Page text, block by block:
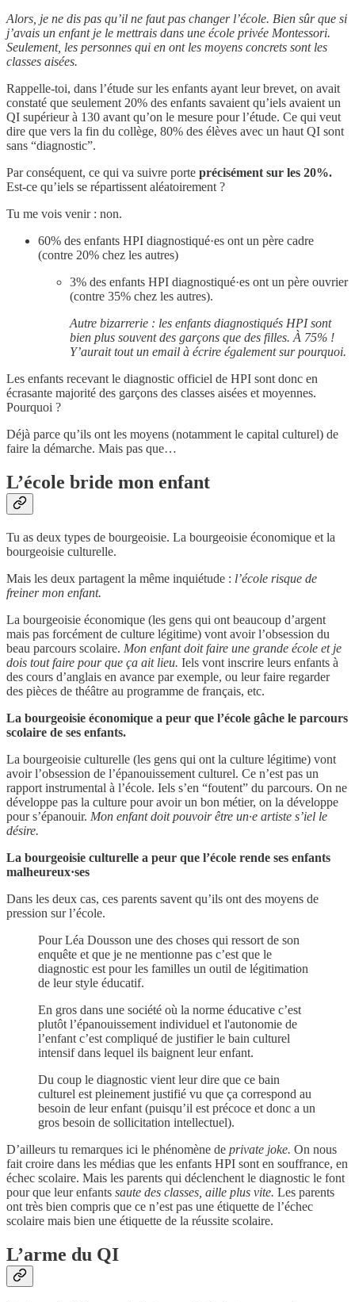
Alors, je ne dis pas qu’il ne faut pas changer l’école. Bien sûr que si
j’avais un enfant je le mettrais dans une école privée Montessori.
Seulement, les personnes qui en ont les moyens concrets sont les
classes aisées.
Rappelle-toi, dans l’étude sur les enfants ayant leur brevet, on avait
constaté que seulement 20% des enfants savaient qu’iels avaient un
QI supérieur à 130 avant qu’on le mesure pour l’étude. Ce qui veut
dire que vers la fin du collège, 80% des élèves avec un haut QI sont
sans “diagnostic”.
Par conséquent, ce qui va suivre porte précisément sur les 20%.
Est-ce qu’iels se répartissent aléatoirement ?
Tu me vois venir : non.
60% des enfants HPI diagnostiqué·es ont un père cadre
(contre 20% chez les autres)
3% des enfants HPI diagnostiqué·es ont un père ouvrier
(contre 35% chez les autres).
Autre bizarrerie : les enfants diagnostiqués HPI sont
bien plus souvent des garçons que des filles. À 75% !
Y’aurait tout un email à écrire également sur pourquoi.
Les enfants recevant le diagnostic officiel de HPI sont donc en
écrasante majorité des garçons des classes aisées et moyennes.
Pourquoi ?
Déjà parce qu’ils ont les moyens (notamment le capital culturel) de
faire la démarche. Mais pas que…
L’école bride mon enfant
Tu as deux types de bourgeoisie. La bourgeoisie économique et la
bourgeoisie culturelle.
Mais les deux partagent la même inquiétude : l’école risque de
freiner mon enfant.
La bourgeoisie économique (les gens qui ont beaucoup d’argent
mais pas forcément de culture légitime) vont avoir l’obsession du
beau parcours scolaire. Mon enfant doit faire une grande école et je
dois tout faire pour que ça ait lieu. Iels vont inscrire leurs enfants à
des cours d’anglais en avance par exemple, ou leur faire regarder
des pièces de théâtre au programme de français, etc.
La bourgeoisie économique a peur que l’école gâche le parcours
scolaire de ses enfants.
La bourgeoisie culturelle (les gens qui ont la culture légitime) vont
avoir l’obsession de l’épanouissement culturel. Ce n’est pas un
rapport instrumental à l’école. Iels s’en “foutent” du parcours. On ne
développe pas la culture pour avoir un bon métier, on la développe
pour s’épanouir. Mon enfant doit pouvoir être un·e artiste s’iel le
désire.
La bourgeoisie culturelle a peur que l’école rende ses enfants
malheureux·ses
Dans les deux cas, ces parents savent qu’ils ont des moyens de
pression sur l’école.
Pour Léa Dousson une des choses qui ressort de son
enquête et que je ne mentionne pas c’est que le
diagnostic est pour les familles un outil de légitimation
de leur style éducatif.
En gros dans une société où la norme éducative c’est
plutôt l’épanouissement individuel et l'autonomie de
l’enfant c’est compliqué de justifier le bain culturel
intensif dans lequel ils baignent leur enfant.
Du coup le diagnostic vient leur dire que ce bain
culturel est pleinement justifié vu que ça correspond au
besoin de leur enfant (puisqu’il est précoce et donc a un
gros besoin de sollicitation intellectuel).
D’ailleurs tu remarques ici le phénomène de private joke. On nous
fait croire dans les médias que les enfants HPI sont en souffrance, en
échec scolaire. Mais les parents qui déclenchent le diagnostic le font
pour que leur enfants saute des classes, aille plus vite. Les parents
ont très bien compris que ce n’est pas une étiquette de l’échec
scolaire mais bien une étiquette de la réussite scolaire.
L’arme du QI